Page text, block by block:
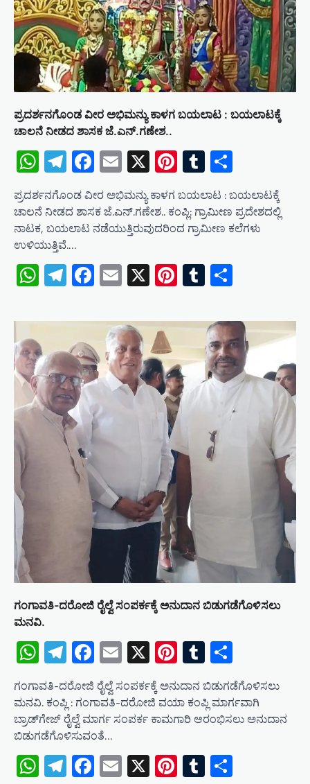
i
o
n
ಪ್ರದರ್ಶನಗೊಂಡ ವೀರ ಅಭಿಮನ್ಯು ಕಾಳಗ ಬಯಲಾಟ : ಬಯಲಾಟಕ್ಕೆ
ಚಾಲನೆ ನೀಡದ ಶಾಸಕ ಜೆ.ಎನ್.ಗಣೇಶ..
WhatsApp
Telegram
Facebook
Email
X Pinterest
Tumblr
ಪ್ರದರ್ಶನಗೊಂಡ ವೀರ ಅಭಿಮನ್ಯು ಕಾಳಗ ಬಯಲಾಟ : ಬಯಲಾಟಕ್ಕೆ
ಚಾಲನೆ ನೀಡದ ಶಾಸಕ ಜೆ.ಎನ್.ಗಣೇಶ.. ಕಂಪ್ಲಿ: ಗ್ರಾಮೀಣ ಪ್ರದೇಶದಲ್ಲಿ
ನಾಟಕ, ಬಯಲಾಟ ನಡೆಯುತ್ತಿರುವುದರಿಂದ ಗ್ರಾಮೀಣ ಕಲೆಗಳು
ಉಳಿಯುತ್ತಿವೆ.…
WhatsApp
Telegram
Facebook
Email
X Pinterest
Tumblr
ಗಂಗಾವತಿ-ದರೋಜಿ ರೈಲ್ವೆ ಸಂಪರ್ಕಕ್ಕೆ ಅನುದಾನ ಬಿಡುಗಡೆಗೊಳಿಸಲು
ಮನವಿ.
WhatsApp
Telegram
Facebook
Email
X Pinterest
Tumblr
ಗಂಗಾವತಿ-ದರೋಜಿ ರೈಲ್ವೆ ಸಂಪರ್ಕಕ್ಕೆ ಅನುದಾನ ಬಿಡುಗಡೆಗೊಳಿಸಲು
ಮನವಿ. ಕಂಪ್ಲಿ : ಗಂಗಾವತಿ-ದರೋಜಿ ವಯಾ ಕಂಪ್ಲಿ ಮಾರ್ಗವಾಗಿ
ಬ್ರಾಡ್‌ಗೇಜ್ ರೈಲ್ವೆ ಮಾರ್ಗ ಸಂಪರ್ಕ ಕಾಮಗಾರಿ ಆರಂಭಿಸಲು ಅನುದಾನ
ಬಿಡುಗಡೆಗೊಳಿಸುವಂತೆ…
WhatsApp
Telegram
Facebook
Email
X Pinterest
Tumblr